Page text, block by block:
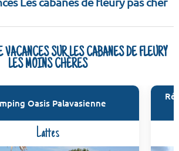
VACANCES SUR LES CABANES DE FLEURY
LES MOINS CHÈRES
Oasis Palavasienne
Lattes